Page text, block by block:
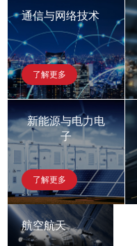
通信与网络技术
了解更多
新能源与电力电
子
了解更多
航空航天